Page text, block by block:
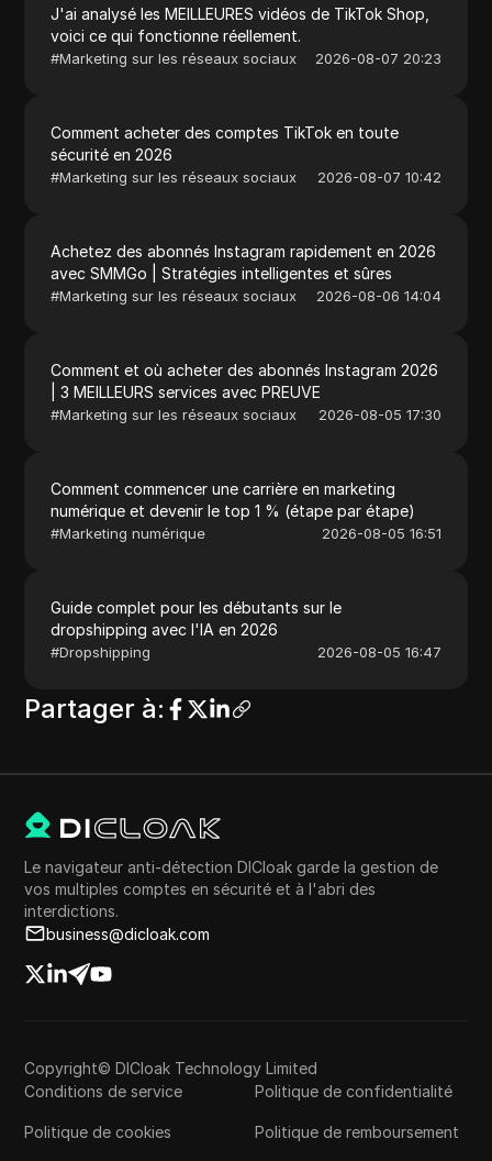
J'ai analysé les MEILLEURES vidéos de TikTok Shop,
voici ce qui fonctionne réellement.
#Marketing sur les réseaux sociaux 2026-08-07 20:23
Comment acheter des comptes TikTok en toute
sécurité en 2026
#Marketing sur les réseaux sociaux 2026-08-07 10:42
Achetez des abonnés Instagram rapidement en 2026
avec SMMGo | Stratégies intelligentes et sûres
#Marketing sur les réseaux sociaux 2026-08-06 14:04
Comment et où acheter des abonnés Instagram 2026
| 3 MEILLEURS services avec PREUVE
#Marketing sur les réseaux sociaux 2026-08-05 17:30
Comment commencer une carrière en marketing
numérique et devenir le top 1 % (étape par étape)
#Marketing numérique 2026-08-05 16:51
Guide complet pour les débutants sur le
dropshipping avec l'IA en 2026
#Dropshipping 2026-08-05 16:47
Partager à:
Le navigateur anti-détection DICloak garde la gestion de
vos multiples comptes en sécurité et à l'abri des
interdictions.
business@dicloak.com
Copyright© DICloak Technology Limited
Conditions de service
Politique de confidentialité
Politique de cookies Politique de remboursement